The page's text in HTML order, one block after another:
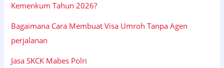
Kemenkum Tahun 2026?
Bagaimana Cara Membuat Visa Umroh Tanpa Agen
perjalanan
Jasa SKCK Mabes Polri